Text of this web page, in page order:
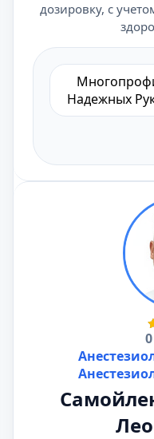
дозировку, с
Надежных